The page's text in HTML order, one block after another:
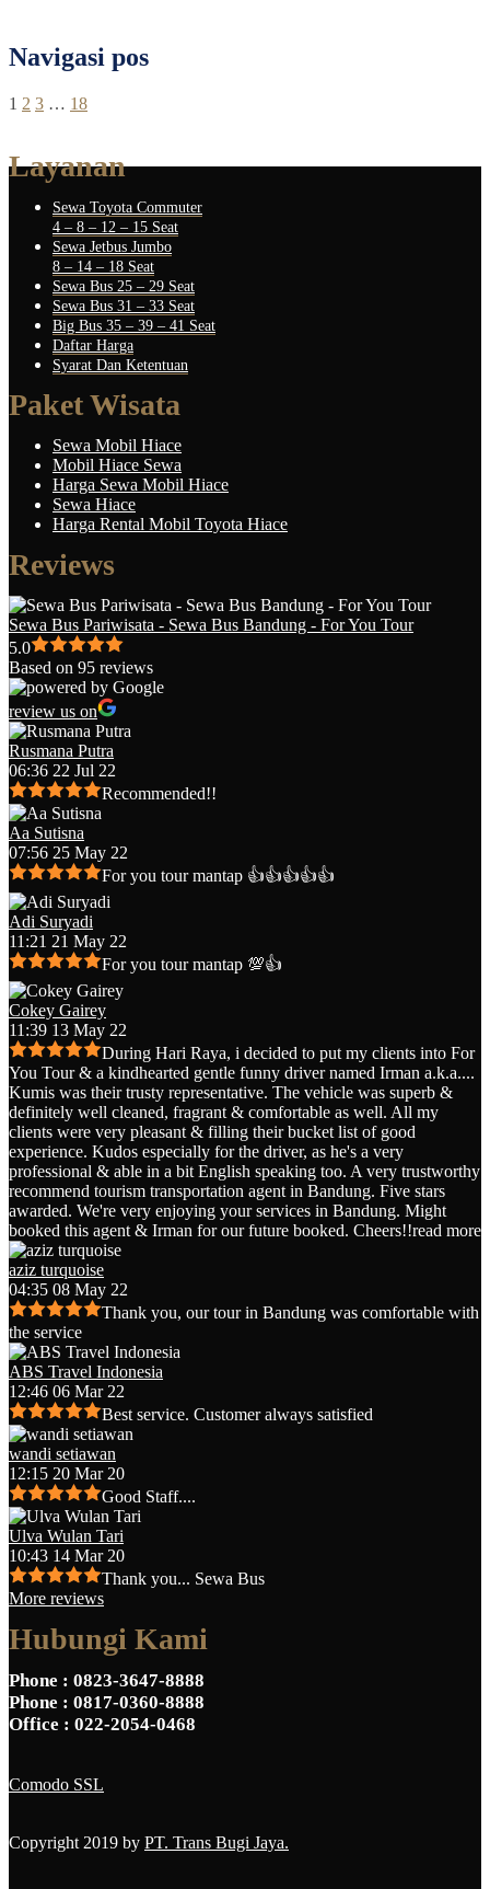
Navigasi pos
1 2 3 … 18
Layanan
Sewa Toyota Commuter
4 – 8 – 12 – 15 Seat
Sewa Jetbus Jumbo
8 – 14 – 18 Seat
Sewa Bus 25 – 29 Seat
Sewa Bus 31 – 33 Seat
Big Bus 35 – 39 – 41 Seat
Daftar Harga
Syarat Dan Ketentuan
Paket Wisata
Sewa Mobil Hiace
Mobil Hiace Sewa
Harga Sewa Mobil Hiace
Sewa Hiace
Harga Rental Mobil Toyota Hiace
Reviews
Sewa Bus Pariwisata - Sewa Bus Bandung - For You Tour
5.0
Based on 95 reviews
review us on
Rusmana Putra
06:36 22 Jul 22
Recommended!!
Aa Sutisna
07:56 25 May 22
For you tour mantap 👍👍👍👍👍
Adi Suryadi
11:21 21 May 22
For you tour mantap 💯👍
Cokey Gairey
11:39 13 May 22
During Hari Raya, i decided to put my clients into For
You Tour & a kindhearted gentle funny driver named Irman a.k.a....
Kumis was their trusty representative. The vehicle was superb &
definitely well cleaned, fragrant & comfortable as well. All my
clients were very pleasant & filling their bucket list of good
experience. Kudos especially for the driver, as he's a very
professional & able in a bit English speaking too. A very trustworthy
recommend tourism transportation agent in Bandung. Five stars
awarded. We're very enjoying your services in Bandung. Might
booked this agent & Irman for our future booked. Cheers!!read more
aziz turquoise
04:35 08 May 22
Thank you, our tour in Bandung was comfortable with
the service
ABS Travel Indonesia
12:46 06 Mar 22
Best service. Customer always satisfied
wandi setiawan
12:15 20 Mar 20
Good Staff....
Ulva Wulan Tari
10:43 14 Mar 20
Thank you... Sewa Bus
More reviews
Hubungi Kami
Phone : 0823-3647-8888
Phone : 0817-0360-8888
Office : 022-2054-0468
Comodo SSL
Copyright 2019 by PT. Trans Bugi Jaya.